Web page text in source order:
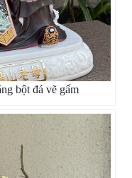
bột đá vẽ gấm